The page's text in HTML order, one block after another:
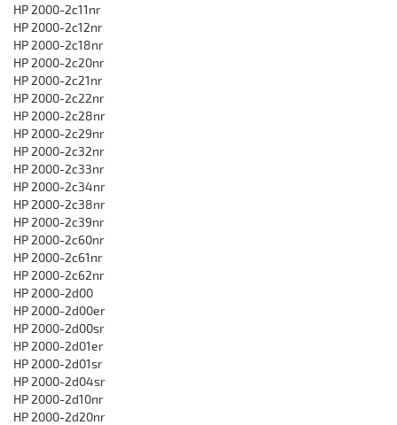
HP 2000-2c11nr
HP 2000-2c12nr
HP 2000-2c18nr
HP 2000-2c20nr
HP 2000-2c21nr
HP 2000-2c22nr
HP 2000-2c28nr
HP 2000-2c29nr
HP 2000-2c32nr
HP 2000-2c33nr
HP 2000-2c34nr
HP 2000-2c38nr
HP 2000-2c39nr
HP 2000-2c60nr
HP 2000-2c61nr
HP 2000-2c62nr
HP 2000-2d00
HP 2000-2d00er
HP 2000-2d00sr
HP 2000-2d01er
HP 2000-2d01sr
HP 2000-2d04sr
HP 2000-2d10nr
HP 2000-2d20nr